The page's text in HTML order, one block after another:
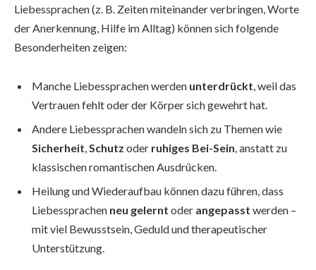
Liebessprachen (z. B. Zeiten miteinander verbringen, Worte
der Anerkennung, Hilfe im Alltag) können sich folgende
Besonderheiten zeigen:
Manche Liebessprachen werden unterdrückt, weil das
Vertrauen fehlt oder der Körper sich gewehrt hat.
Andere Liebessprachen wandeln sich zu Themen wie
Sicherheit,Schutz oder ruhiges Bei-Sein, anstatt zu
klassischen romantischen Ausdrücken.
Heilung und Wiederaufbau können dazu führen, dass
Liebessprachen neu gelernt oder angepasst werden –
mit viel Bewusstsein, Geduld und therapeutischer
Unterstützung.